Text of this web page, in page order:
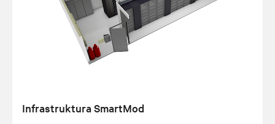
Infrastruktura SmartMod